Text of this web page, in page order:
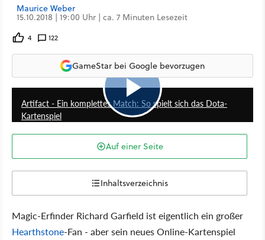
Maurice Weber
15.10.2018 | 19:00 Uhr | ca. 7 Minuten Lesezeit
4 122
GameStar bei Google bevorzugen
27:12
Artifact - Ein komplettes Match: So spielt sich das Dota-
Kartenspiel
Auf einer Seite
Inhaltsverzeichnis
Magic-Erfinder Richard Garfield ist eigentlich ein großer
Hearthstone-Fan - aber sein neues Online-Kartenspiel